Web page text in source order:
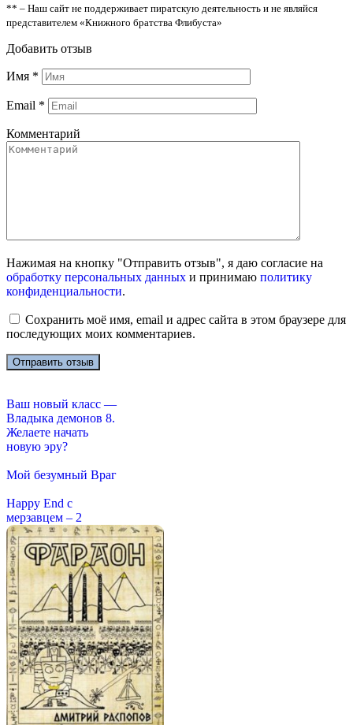
** – Наш сайт не поддерживает пиратскую деятельность и не являйся
представителем «Книжного братства Флибуста»
Добавить отзыв
Имя *
Email *
Комментарий
Нажимая на кнопку "Отправить отзыв", я даю согласие на
обработку персональных данных и принимаю политику
конфиденциальности.
Сохранить моё имя, email и адрес сайта в этом браузере для
последующих моих комментариев.
Ваш новый класс —
Владыка демонов 8.
Желаете начать
новую эру?
Мой безумный Враг
Happy End с
мерзавцем – 2